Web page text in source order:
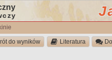
do wyników Literatura